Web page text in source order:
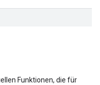
Funktionen, die für